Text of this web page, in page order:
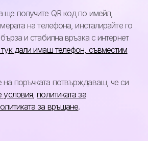
ще получите QR код по имейл,
на телефона, инсталирайте го
и стабилна връзка с интернет
дали имаш телефон, съвместим
на поръчката потвърждаваш, че си
условия ,политиката за
за връщане.